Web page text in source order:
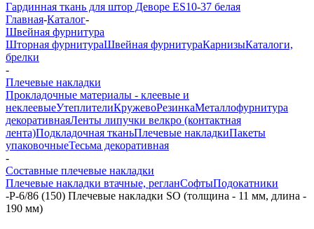
Гардинная ткань для штор Деворе ES10-37 белая
Главная-Каталог-
Швейная фурнитура
Шторная фурнитураШвейная фурнитураКарнизыКаталоги,
брелки
-
Плечевые накладки
Прокладочные материалы - клеевые и
неклеевыеУтеплителиКружевоРезинкаМеталлофурнитура
декоративнаяЛенты липучки велкро (контактная
лента)Подкладочная тканьПлечевые накладкиПакеты
упаковочныеТесьма декоративная
-
Составные плечевые накладки
Плечевые накладки втачные, регланСофтыПодокатники
-Р-6/86 (150) Плечевые накладки SO (толщина - 11 мм, длина -
190 мм)